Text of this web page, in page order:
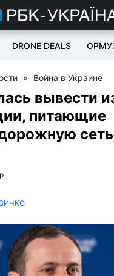
DRONE DEALS
» Война в Украине
вывести
питающие